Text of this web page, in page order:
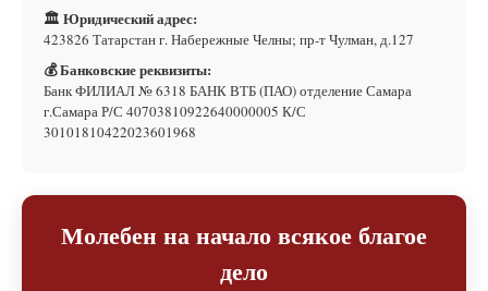
🏛 Юридический адрес:
423826 Татарстан г. Набережные Челны; пр-т Чулман, д.127
💰 Банковские реквизиты:
Банк ФИЛИАЛ № 6318 БАНК ВТБ (ПАО) отделение Самара
г.Самара Р/С 40703810922640000005 К/С
30101810422023601968
Молебен на начало всякое благое
дело